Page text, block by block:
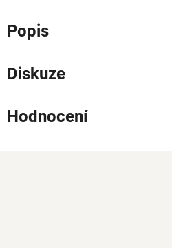
Popis
Diskuze
Hodnocení